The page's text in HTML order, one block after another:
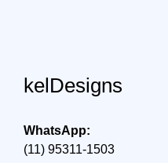
kelDesigns
WhatsApp:
(11) 95311-1503